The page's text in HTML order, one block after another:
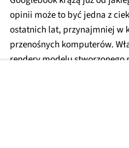
opinii może to być jedna z
ostatnich lat, przynajmniej w
przenośnych komputerów.
rendery modelu stworzonego